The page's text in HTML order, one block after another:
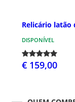
Relicário latão
DISPONÍVEL
€ 159,00